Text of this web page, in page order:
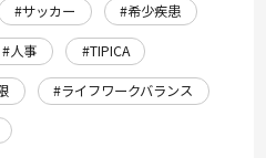
#サッカー
#希少疾患
#人事
#TIPICA
#ライフワークバランス